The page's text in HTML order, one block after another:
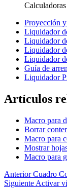
Proyección
Liquidador
Liquidador
Liquidador
Liquidador
Guía de
Liquidador
Artículos
Macro para
Borrar
Macro para
Mostrar
Macro para
Anterior Cuadro
Siguiente Activar